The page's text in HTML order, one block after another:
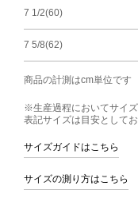
7 1/2(60)
7 5/8(62)
商品の計測はcm単位です
※生産過程においてサイズ
表記サイズは目安としてお
サイズガイドはこちら
サイズの測り方はこちら